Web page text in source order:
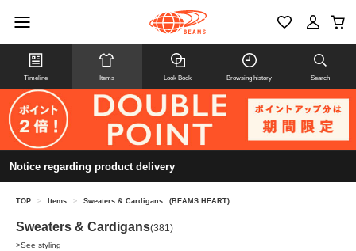
Timeline Items Look Book Browsing history Search
Notice regarding product delivery
TOP > Items > Sweaters & Cardigans (BEAMS HEART)
Sweaters & Cardigans(381)
>See styling